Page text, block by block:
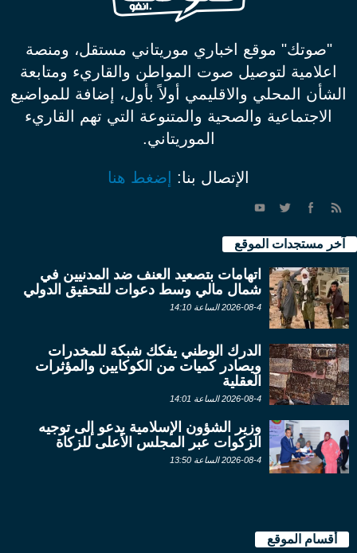
"صوتك" موقع اخباري موريتاني مستقل، ومنصة
اعلامية لتوصيل صوت المواطن والقاريء ومتابعة
الشأن المحلي والاقليمي أولاً بأول، إضافة للمواضيع
الاجتماعية والصحية والمتنوعة التي تهم القاريء
الموريتاني.
الإتصال بنا: إضغط هنا
آخر مستجدات الموقع
اتهامات بتصعيد العنف ضد المدنيين في
شمال مالي وسط دعوات للتحقيق الدولي
2026-08-4 الساعة 14:10
الدرك الوطني يفكك شبكة للمخدرات
ويصادر كميات من الكوكايين والمؤثرات
العقلية
2026-08-4 الساعة 14:01
وزير الشؤون الإسلامية يدعو إلى توجيه
الزكوات عبر المجلس الأعلى للزكاة
2026-08-4 الساعة 13:50
أقسام الموقع